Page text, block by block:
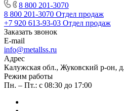
8 800 201-3070
8 800 201-3070 Отдел продаж
+7 920 613-93-03 Отдел продаж
Заказать звонок
E-mail
info@metallss.ru
Адрес
Калужская обл., Жуковский р-он,
Режим работы
Пн. – Пт.: с 08:30 до 17:00